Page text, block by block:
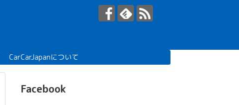
CarCarJapanについて
Facebook